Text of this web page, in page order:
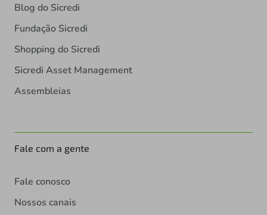
Blog do Sicredi
Fundação Sicredi
Shopping do Sicredi
Sicredi Asset Management
Assembleias
Fale com a gente
Fale conosco
Nossos canais